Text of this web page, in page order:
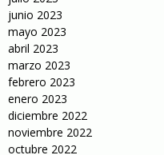
junio 2023
mayo 2023
abril 2023
marzo 2023
febrero 2023
enero 2023
diciembre 2022
noviembre 2022
octubre 2022